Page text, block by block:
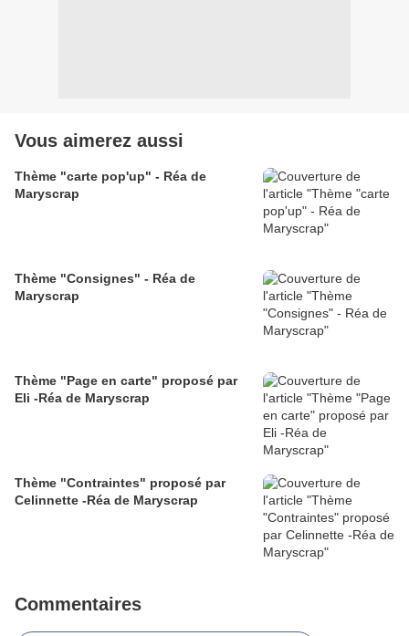
Vous aimerez aussi
Thème "carte pop'up" - Réa de
Maryscrap
Thème "Consignes" - Réa de
Maryscrap
Thème "Page en carte" proposé par
Eli -Réa de Maryscrap
Thème "Contraintes" proposé par
Celinnette -Réa de Maryscrap
Commentaires